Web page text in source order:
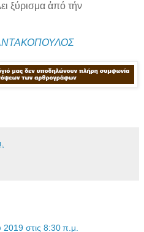
ξύρισμα ἀπό τήν
2019 στις 8:30 π.μ.